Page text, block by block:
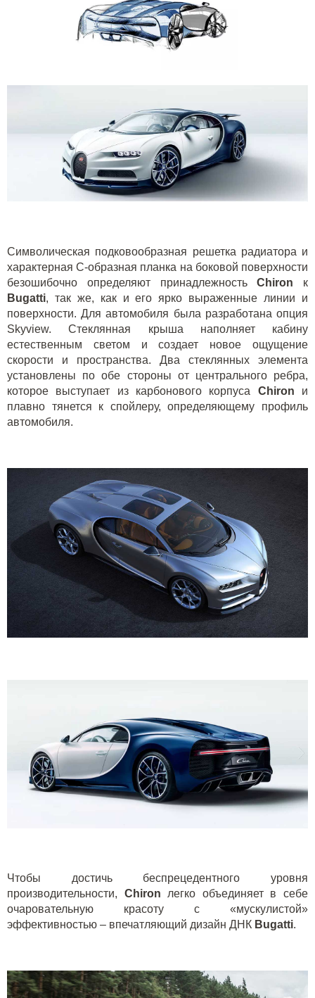
Символическая подковообразная решетка радиатора и
характерная С-образная планка на боковой поверхности
безошибочно определяют принадлежностьChiron к
Bugatti, так же, как и его ярко выраженные линии и
поверхности. Для автомобиля была разработана опция
Skyview. Стеклянная крыша наполняет кабину
естественным светом и создает новое ощущение
скорости и пространства. Два стеклянных элемента
установлены по обе стороны от центрального ребра,
которое выступает из карбонового корпуса Chiron и
плавно тянется к спойлеру, определяющему профиль
автомобиля.
Чтобы достичь беспрецедентного уровня
производительности, Chiron легко объединяет в себе
очаровательную красоту с «мускулистой»
эффективностью – впечатляющий дизайн ДНК Bugatti.